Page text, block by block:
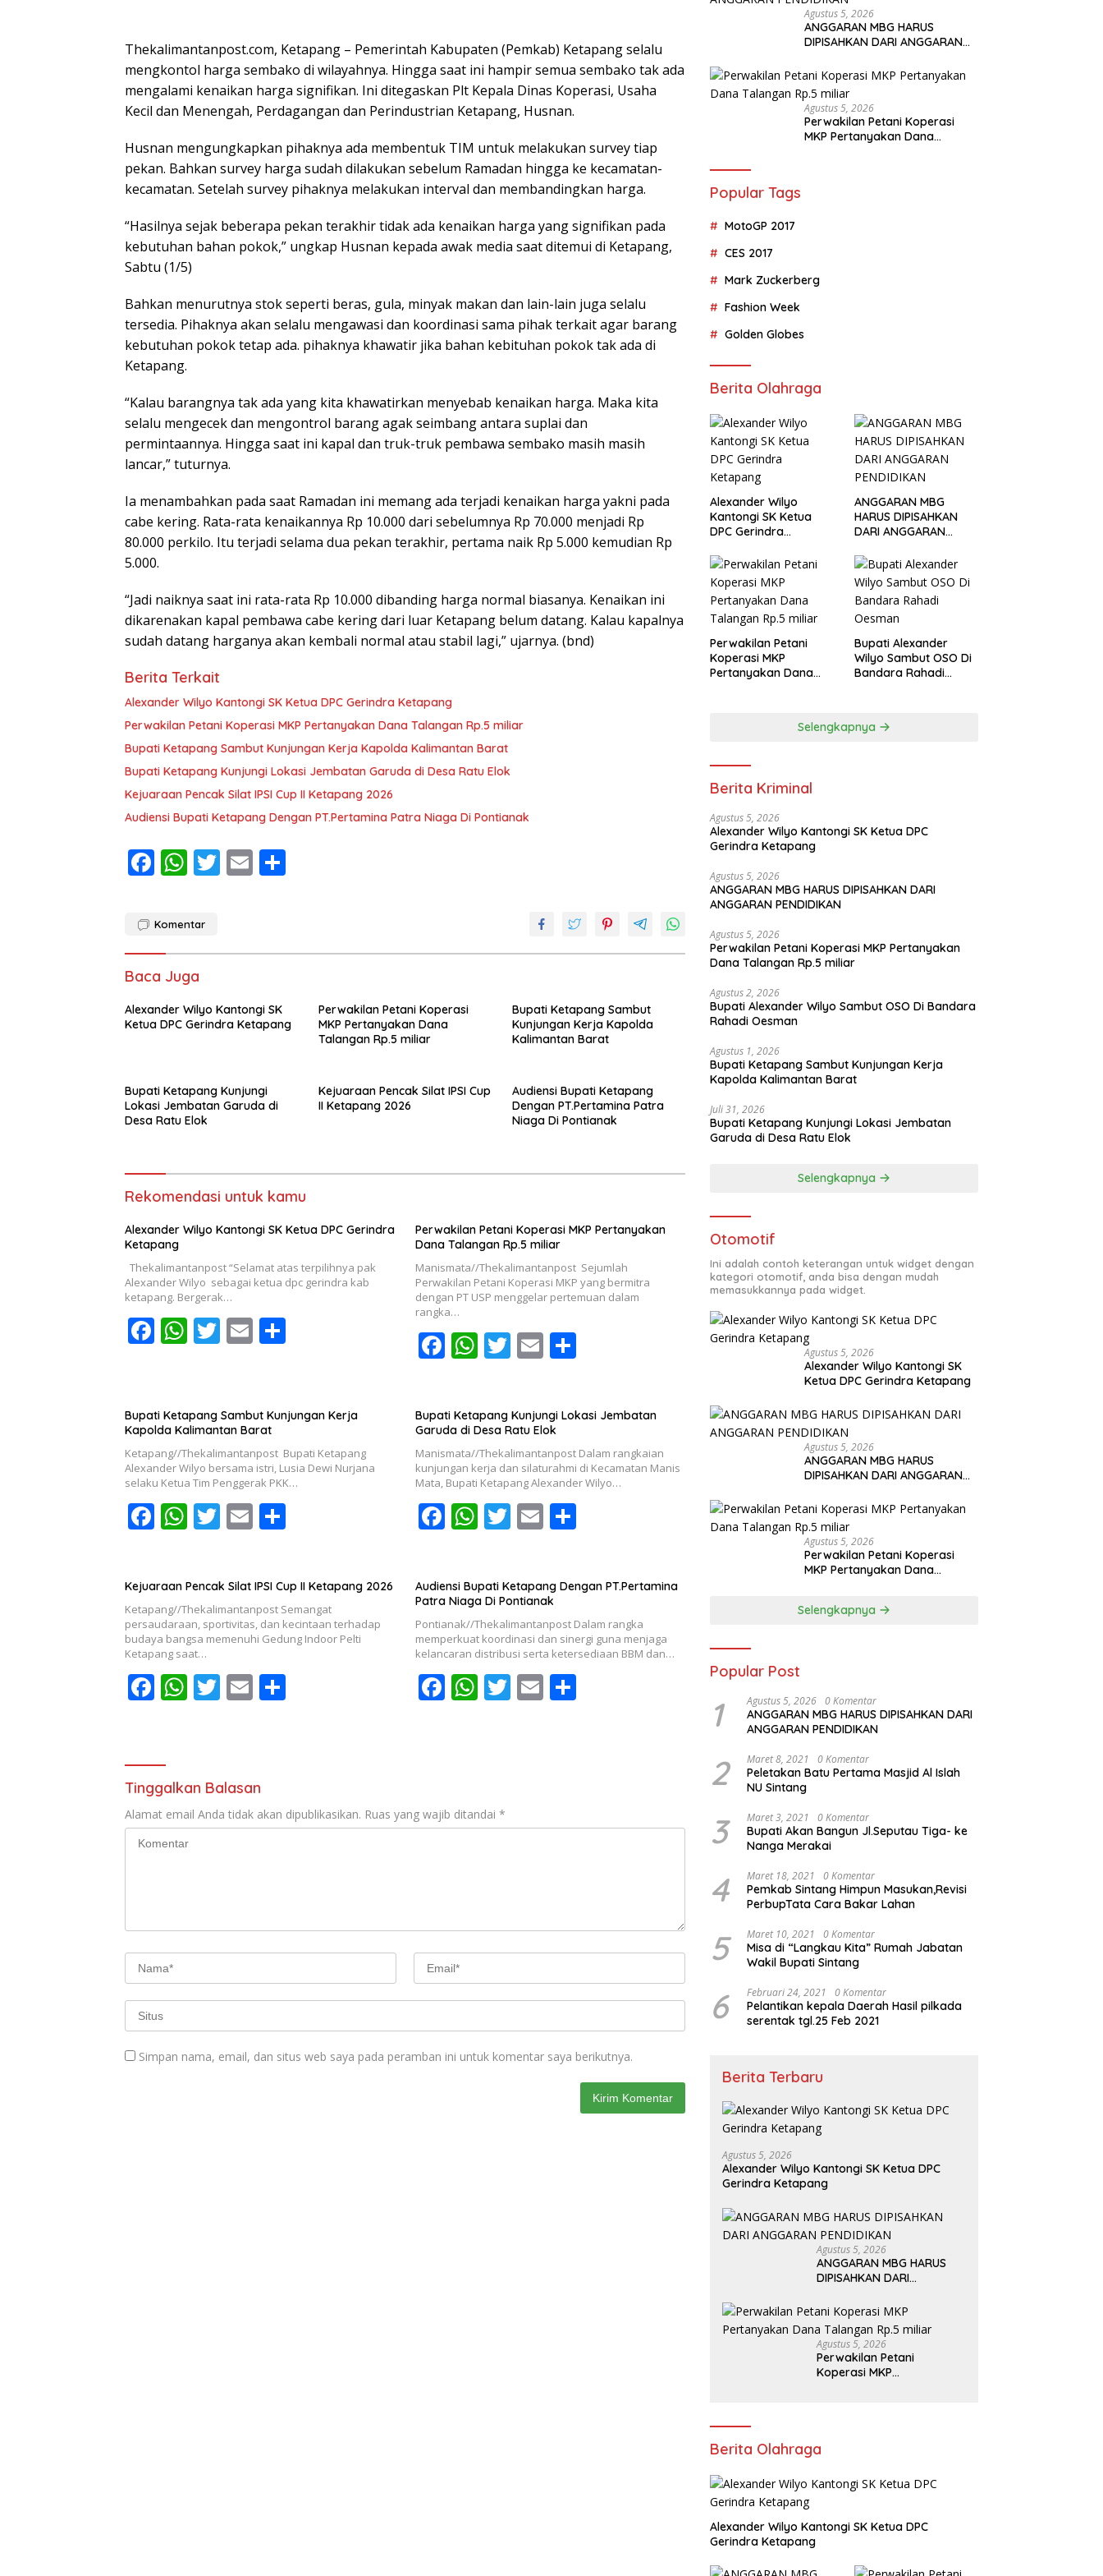
Thekalimantanpost.com, Ketapang – Pemerintah Kabupaten (Pemkab) Ketapang selalu
mengkontol harga sembako di wilayahnya. Hingga saat ini hampir semua sembako tak ada
mengalami kenaikan harga signifikan. Ini ditegaskan Plt Kepala Dinas Koperasi, Usaha
Kecil dan Menengah, Perdagangan dan Perindustrian Ketapang, Husnan.
Husnan mengungkapkan pihaknya ada membentuk TIM untuk melakukan survey tiap
pekan. Bahkan survey harga sudah dilakukan sebelum Ramadan hingga ke kecamatan-
kecamatan. Setelah survey pihaknya melakukan interval dan membandingkan harga.
“Hasilnya sejak beberapa pekan terakhir tidak ada kenaikan harga yang signifikan pada
kebutuhan bahan pokok,” ungkap Husnan kepada awak media saat ditemui di Ketapang,
Sabtu (1/5)
Bahkan menurutnya stok seperti beras, gula, minyak makan dan lain-lain juga selalu
tersedia. Pihaknya akan selalu mengawasi dan koordinasi sama pihak terkait agar barang
kebutuhan pokok tetap ada. pihaknya khawatir jika bahan kebituhan pokok tak ada di
Ketapang.
“Kalau barangnya tak ada yang kita khawatirkan menyebab kenaikan harga. Maka kita
selalu mengecek dan mengontrol barang agak seimbang antara suplai dan
permintaannya. Hingga saat ini kapal dan truk-truk pembawa sembako masih masih
lancar,” tuturnya.
Ia menambahkan pada saat Ramadan ini memang ada terjadi kenaikan harga yakni pada
cabe kering. Rata-rata kenaikannya Rp 10.000 dari sebelumnya Rp 70.000 menjadi Rp
80.000 perkilo. Itu terjadi selama dua pekan terakhir, pertama naik Rp 5.000 kemudian Rp
5.000.
“Jadi naiknya saat ini rata-rata Rp 10.000 dibanding harga normal biasanya. Kenaikan ini
dikarenakan kapal pembawa cabe kering dari luar Ketapang belum datang. Kalau kapalnya
sudah datang harganya akan kembali normal atau stabil lagi,” ujarnya. (bnd)
Berita Terkait
Alexander Wilyo Kantongi SK Ketua DPC Gerindra Ketapang
Perwakilan Petani Koperasi MKP Pertanyakan Dana Talangan Rp.5 miliar
Bupati Ketapang Sambut Kunjungan Kerja Kapolda Kalimantan Barat
Bupati Ketapang Kunjungi Lokasi Jembatan Garuda di Desa Ratu Elok
Kejuaraan Pencak Silat IPSI Cup II Ketapang 2026
Audiensi Bupati Ketapang Dengan PT.Pertamina Patra Niaga Di Pontianak
F
e
o
o
k
W
at
A
p
p
T E
Komentar
Baca Juga
Alexander Wilyo Kantongi SK
Ketua DPC Gerindra Ketapang
Perwakilan Petani Koperasi
MKP Pertanyakan Dana
Talangan Rp.5 miliar
Bupati Ketapang Sambut
Kunjungan Kerja Kapolda
Kalimantan Barat
Bupati Ketapang Kunjungi
Lokasi Jembatan Garuda di
Desa Ratu Elok
Kejuaraan Pencak Silat IPSI Cup
II Ketapang 2026
Audiensi Bupati Ketapang
Dengan PT.Pertamina Patra
Niaga Di Pontianak
Rekomendasi untuk kamu
Alexander Wilyo Kantongi SK Ketua DPC Gerindra
Ketapang
Thekalimantanpost “Selamat atas terpilihnya pak
Alexander Wilyo sebagai ketua dpc gerindra kab
ketapang. Bergerak…
F
b
o
o
k
W
s
A
p
p
T
er
E
l e
Perwakilan Petani Koperasi MKP Pertanyakan
Dana Talangan Rp.5 miliar
Manismata//Thekalimantanpost Sejumlah
Perwakilan Petani Koperasi MKP yang bermitra
dengan PT USP menggelar pertemuan dalam
rangka…
F
b
o
o
k
W
s
A
p
p
T
er
E
l
S
e
Bupati Ketapang Sambut Kunjungan Kerja
Kapolda Kalimantan Barat
Ketapang//Thekalimantanpost Bupati Ketapang
Alexander Wilyo bersama istri, Lusia Dewi Nurjana
selaku Ketua Tim Penggerak PKK…
F
b
o
o
k
W
s
A
p
p
T
er
E
l e
Bupati Ketapang Kunjungi Lokasi Jembatan
Garuda di Desa Ratu Elok
Manismata//Thekalimantanpost Dalam rangkaian
kunjungan kerja dan silaturahmi di Kecamatan Manis
Mata, Bupati Ketapang Alexander Wilyo…
F
b
o
o
k
W
s
A
p
p
T
er
E
l
S
e
Kejuaraan Pencak Silat IPSI Cup II Ketapang 2026
Ketapang//Thekalimantanpost Semangat
persaudaraan, sportivitas, dan kecintaan terhadap
budaya bangsa memenuhi Gedung Indoor Pelti
Ketapang saat…
F
b
o
o
k
W
A
p
p
T E
Audiensi Bupati Ketapang Dengan PT.Pertamina
Patra Niaga Di Pontianak
Pontianak//Thekalimantanpost Dalam rangka
memperkuat koordinasi dan sinergi guna menjaga
kelancaran distribusi serta ketersediaan BBM dan…
F
o
W
p
T E S
Tinggalkan Balasan
Alamat email Anda tidak akan dipublikasikan. Ruas yang wajib ditandai *
Simpan nama, email, dan situs web saya pada peramban ini untuk komentar saya berikutnya.
Agustus 5, 2026
ANGGARAN MBG HARUS
DIPISAHKAN DARI ANGGARAN
Agustus 5, 2026
Perwakilan Petani Koperasi
MKP Pertanyakan Dana
Popular Tags
MotoGP 2017
CES 2017
Mark Zuckerberg
Fashion Week
Golden Globes
Berita Olahraga
Alexander Wilyo
Kantongi SK Ketua
DPC Gerindra
ANGGARAN MBG
HARUS DIPISAHKAN
DARI ANGGARAN
Perwakilan Petani
Koperasi MKP
Pertanyakan Dana
Bupati Alexander
Wilyo Sambut OSO Di
Bandara Rahadi
Selengkapnya
Berita Kriminal
Agustus 5, 2026
Alexander Wilyo Kantongi SK Ketua DPC
Gerindra Ketapang
Agustus 5, 2026
ANGGARAN MBG HARUS DIPISAHKAN DARI
ANGGARAN PENDIDIKAN
Agustus 5, 2026
Perwakilan Petani Koperasi MKP Pertanyakan
Dana Talangan Rp.5 miliar
Agustus 2, 2026
Bupati Alexander Wilyo Sambut OSO Di Bandara
Rahadi Oesman
Agustus 1, 2026
Bupati Ketapang Sambut Kunjungan Kerja
Kapolda Kalimantan Barat
Juli 31, 2026
Bupati Ketapang Kunjungi Lokasi Jembatan
Garuda di Desa Ratu Elok
Selengkapnya
Otomotif
Ini adalah contoh keterangan untuk widget dengan
kategori otomotif, anda bisa dengan mudah
memasukkannya pada widget.
Agustus 5, 2026
Alexander Wilyo Kantongi SK
Ketua DPC Gerindra Ketapang
Agustus 5, 2026
ANGGARAN MBG HARUS
DIPISAHKAN DARI ANGGARAN
Agustus 5, 2026
Perwakilan Petani Koperasi
MKP Pertanyakan Dana
Selengkapnya
Popular Post
1 Agustus 5, 2026 0 Komentar
ANGGARAN MBG HARUS DIPISAHKAN DARI
ANGGARAN PENDIDIKAN
2 Maret 8, 2021 0 Komentar
Peletakan Batu Pertama Masjid Al Islah
NU Sintang
3 Maret 3, 2021 0 Komentar
Bupati Akan Bangun Jl.Seputau Tiga- ke
Nanga Merakai
4 Maret 18, 2021 0 Komentar
Pemkab Sintang Himpun Masukan,Revisi
PerbupTata Cara Bakar Lahan
5 Maret 10, 2021 0 Komentar
Misa di “Langkau Kita” Rumah Jabatan
Wakil Bupati Sintang
6 Februari 24, 2021 0 Komentar
Pelantikan kepala Daerah Hasil pilkada
serentak tgl.25 Feb 2021
Berita Terbaru
Agustus 5, 2026
Alexander Wilyo Kantongi SK Ketua DPC
Gerindra Ketapang
Agustus 5, 2026
ANGGARAN MBG HARUS
DIPISAHKAN DARI
Agustus 5, 2026
Perwakilan Petani
Koperasi MKP
Berita Olahraga
Alexander Wilyo Kantongi SK Ketua DPC
Gerindra Ketapang